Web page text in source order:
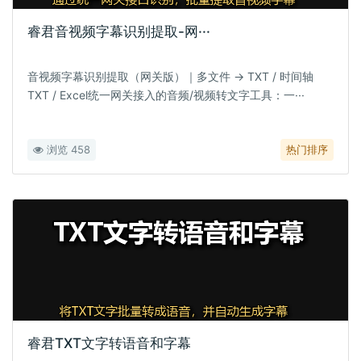
睿君音视频字幕识别提取-网···
音视频字幕识别提取（网关版）｜多文件 → TXT / 时间轴
TXT / Excel统一网关接入的音频/视频转文字工具：一···
浏览 458 热门排序
睿君TXT文字转语音和字幕